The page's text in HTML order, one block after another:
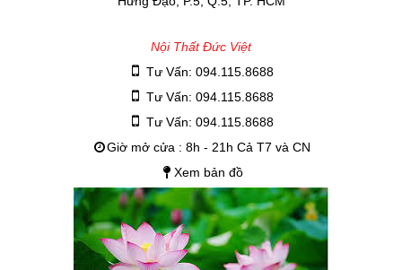
Nội Thất Đức Việt
Tư Vấn: 094.115.8688
Tư Vấn: 094.115.8688
Tư Vấn: 094.115.8688
Giờ mở cửa : 8h - 21h Cả T7 và CN
Xem bản đồ